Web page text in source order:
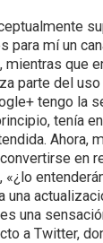
para mí un
que
parte del uso
tengo la
tenía
Ahora,
en
una
a Twitter,